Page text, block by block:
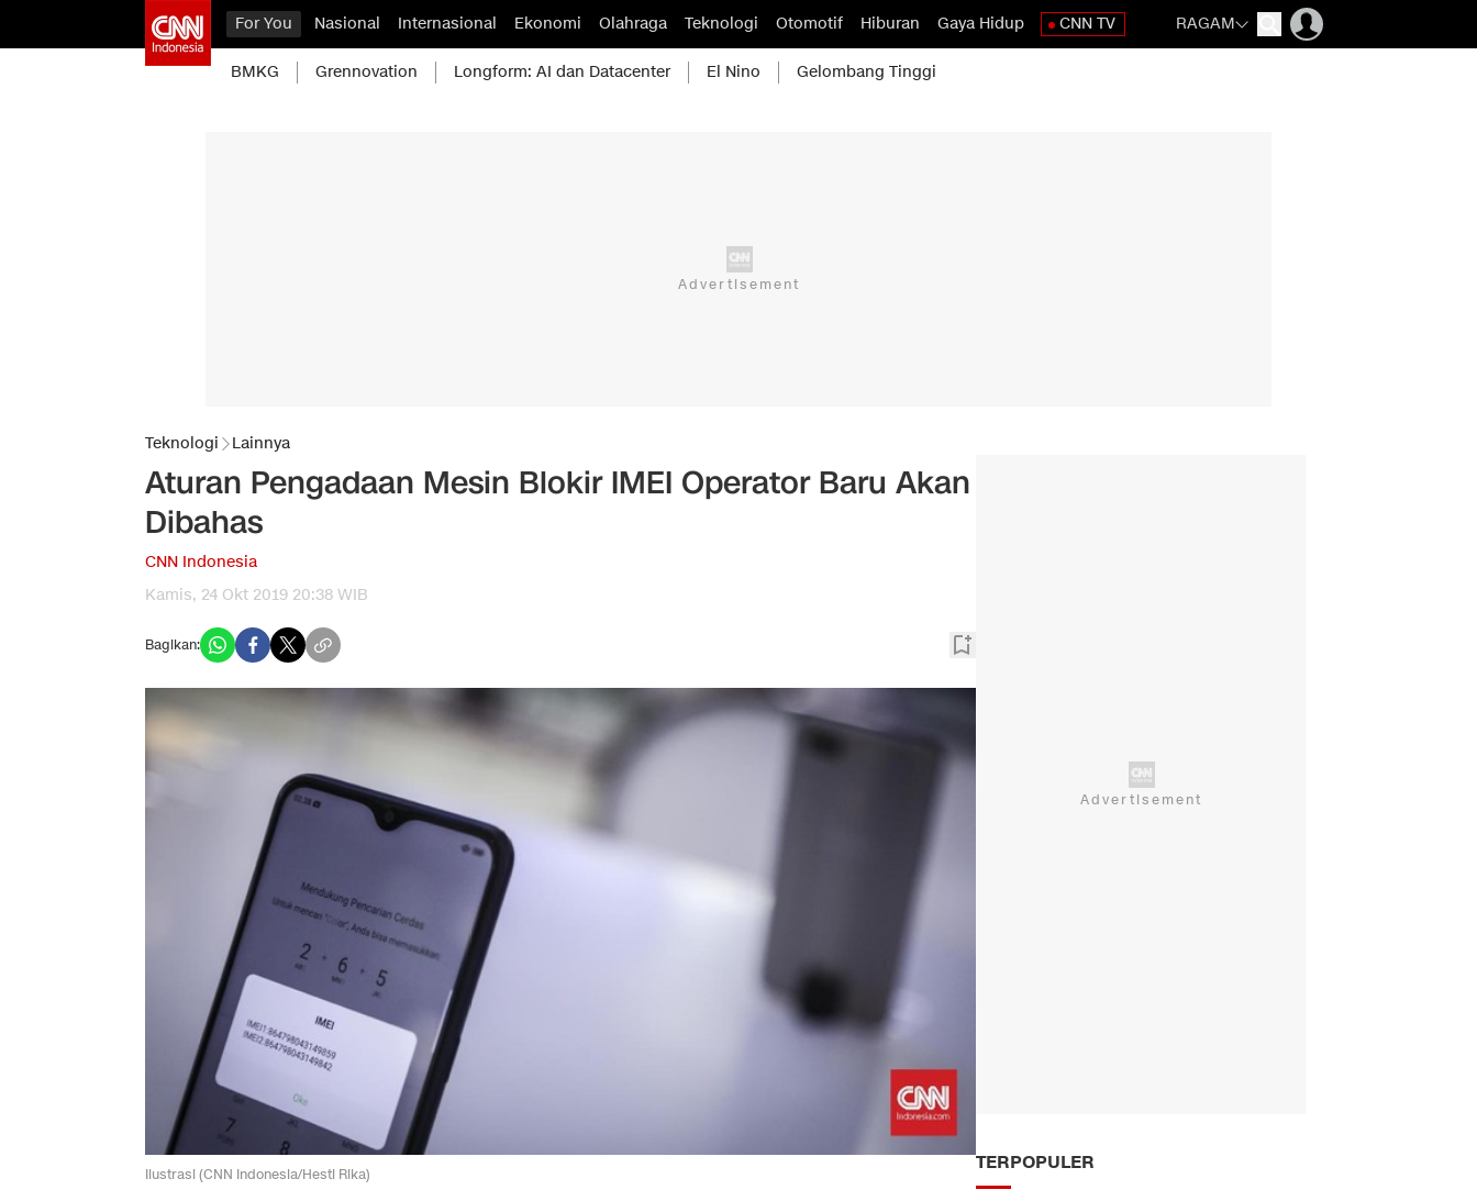
For You Nasional Internasional Ekonomi Olahraga Teknologi Otomotif Hiburan Gaya Hidup CNN TV RAGAM
BMKG Grennovation Longform: AI dan Datacenter El Nino Gelombang Tinggi
Teknologi Lainnya
Aturan Pengadaan Mesin Blokir IMEI Operator Baru Akan
Dibahas
CNN Indonesia
Kamis, 24 Okt 2019 20:38 WIB
Bagikan:
Ilustrasi (CNN Indonesia/Hesti Rika) TERPOPULER